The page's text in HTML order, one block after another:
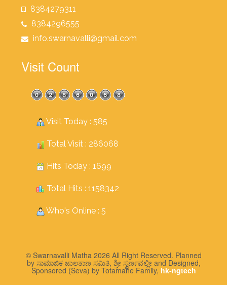
8384279311
8384296555
info.swarnavalli@gmail.com
Visit Count
Visit Today : 585
Total Visit : 286068
Hits Today : 1699
Total Hits : 1158342
Who's Online : 5
© Swarnavalli Matha 2026 All Right Reserved. Planned
by ಸಾಮಾಜಿಕ ಜಾಲತಾಣ ಸಮಿತಿ, ಶ್ರೀ ಸ್ವರ್ಣವಲ್ಲೀ and Designed,
Sponsored (Seva) by Totamane Family, hk-ngtech